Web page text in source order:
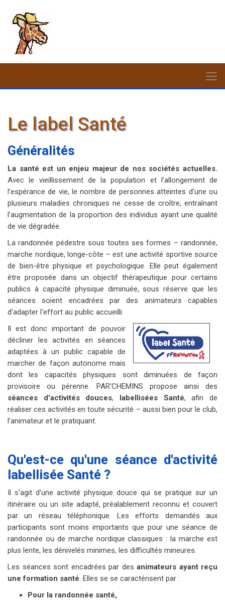
Le label Santé
Généralités
La santé est un enjeu majeur de nos sociétés actuelles.
Avec le vieillissement de la population et l’allongement de
l’espérance de vie, le nombre de personnes atteintes d’une ou
plusieurs maladies chroniques ne cesse de croître, entraînant
l’augmentation de la proportion des individus ayant une qualité
de vie dégradée.
La randonnée pédestre sous toutes ses formes – randonnée,
marche nordique, longe-côte – est une activité sportive source
de bien-être physique et psychologique. Elle peut également
être proposée dans un objectif thérapeutique pour certains
publics à capacité physique diminuée, sous réserve que les
séances soient encadrées par des animateurs capables
d’adapter l'effort au public accueilli.
Il est donc important de pouvoir
décliner les activités en séances
adaptées à un public capable de
marcher de façon autonome mais
dont les capacités physiques sont diminuées de façon
provisoire ou pérenne. PAR'CHEMINS propose ainsi des
séances d'activités douces, labellisées Santé, afin de
réaliser ces activités en toute sécurité – aussi bien pour le club,
l’animateur et le pratiquant.
Qu'est-ce qu'une séance d'activité
labellisée Santé ?
Il s'agit d'une activité physique douce qui se pratique sur un
itinéraire ou un site adapté, préalablement reconnu et couvert
par un réseau téléphonique. Les efforts demandés aux
participants sont moins importants que pour une séance de
randonnée ou de marche nordique classiques : la marche est
plus lente, les dénivelés minimes, les difficultés mineures.
Les séances sont encadrées par des animateurs ayant reçu
une formation santé. Elles se se caractérisent par :
Pour la randonnée santé,